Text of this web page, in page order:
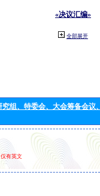
«决议汇编»
全部展开
组、特委会、大会筹备会议
仅有英文